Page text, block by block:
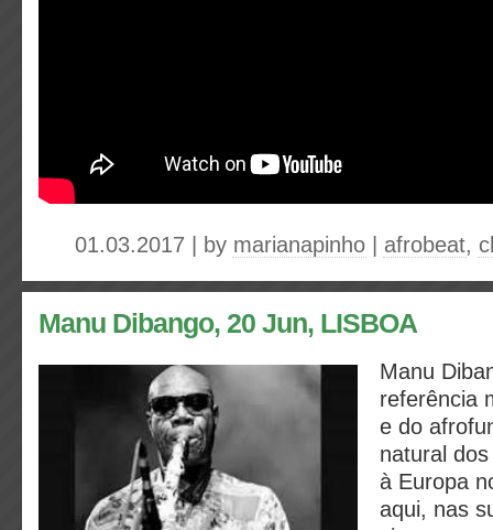
01.03.2017 | by marianapinho afrobeat,
Manu Dibango, 20 Jun, LISBOA
Manu
referência
e do
natural
à Europa
aqui, nas